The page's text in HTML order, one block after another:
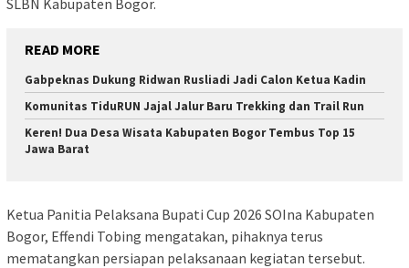
SLBN Kabupaten Bogor.
READ MORE
Gabpeknas Dukung Ridwan Rusliadi Jadi Calon Ketua Kadin
Komunitas TiduRUN Jajal Jalur Baru Trekking dan Trail Run
Keren! Dua Desa Wisata Kabupaten Bogor Tembus Top 15
Jawa Barat
Ketua Panitia Pelaksana Bupati Cup 2026 SOIna Kabupaten
Bogor, Effendi Tobing mengatakan, pihaknya terus
mematangkan persiapan pelaksanaan kegiatan tersebut.